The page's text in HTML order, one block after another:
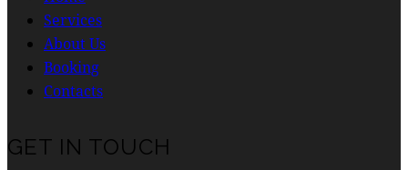
Services
About Us
Booking
Contacts
GET IN TOUCH